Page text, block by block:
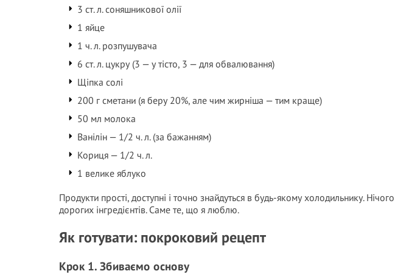
3 ст. л. соняшникової олії
1 яйце
1 ч. л. розпушувача
6 ст. л. цукру (3 — у тісто, 3 — для обвалювання)
Щіпка солі
200 г сметани (я беру 20%, але чим жирніша — тим краще)
50 мл молока
Ванілін — 1/2 ч. л. (за бажанням)
Кориця — 1/2 ч. л.
1 велике яблуко
Продукти прості, доступні і точно знайдуться в будь-якому холодильнику.
дорогих інгредієнтів. Саме те, що я люблю.
Як готувати: покроковий рецепт
Крок 1. Збиваємо основу